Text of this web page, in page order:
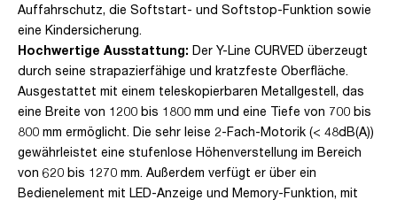
Auffahrschutz, die Softstart- und Softstop-Funktion sowie
eine Kindersicherung.
Hochwertige Ausstattung: Der Y-Line CURVED überzeugt
durch seine strapazierfähige und kratzfeste Oberfläche.
Ausgestattet mit einem teleskopierbaren Metallgestell, das
eine Breite von 1200 bis 1800 mm und eine Tiefe von 700 bis
800 mm ermöglicht. Die sehr leise 2-Fach-Motorik (< 48dB(A))
gewährleistet eine stufenlose Höhenverstellung im Bereich
von 620 bis 1270 mm. Außerdem verfügt er über ein
Bedienelement mit LED-Anzeige und Memory-Funktion, mit